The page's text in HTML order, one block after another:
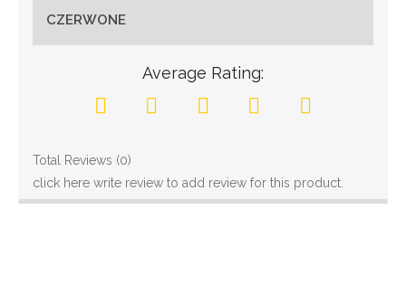
CZERWONE
Average Rating:
Total Reviews (0)
click here write review to add review for this product.